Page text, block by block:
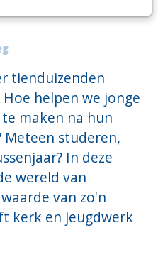
tienduizenden
helpen we jonge
maken na hun
studeren,
In deze
wereld van
van zo'n
kerk en jeugdwerk